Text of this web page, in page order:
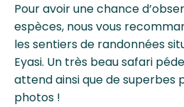
Pour avoir une chance
espèces, nous vous
les sentiers de randonnées
Eyasi. Un très beau safari
attend ainsi que de superbes
photos !